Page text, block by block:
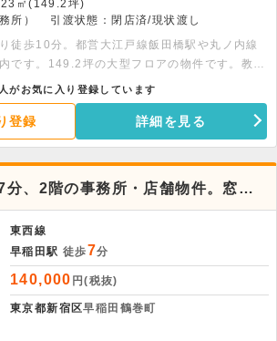
㎡(149.2坪)
所）
引渡状態：閉店済/現状渡し
徒歩10分。都営大江戸線飯田橋駅や丸ノ内線
です。149.2坪の大型フロアの物件です。教
可能です。土日祝日利用もご相談可能です。
人がお気に入り登録しています
登録 詳細を見る
分、2階の事務所・店舗物件。窓面
東西線
早稲田駅 徒歩7分
140,000 円(税抜)
東京都新宿区早稲田鶴巻町